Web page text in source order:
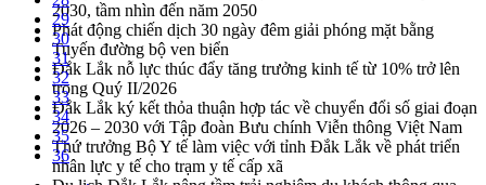
2030, tầm nhìn đến năm 2050
Phát động chiến dịch 30 ngày đêm giải phóng mặt bằng
Tuyến đường bộ ven biển
Đắk Lắk nỗ lực thúc đẩy tăng trưởng kinh tế từ 10% trở lên
trong Quý II/2026
Đắk Lắk ký kết thỏa thuận hợp tác về chuyển đổi số giai đoạn
2026 – 2030 với Tập đoàn Bưu chính Viễn thông Việt Nam
Thứ trưởng Bộ Y tế làm việc với tỉnh Đắk Lắk về phát triển
nhân lực y tế cho trạm y tế cấp xã
29
30
31
32
33
34
35
36